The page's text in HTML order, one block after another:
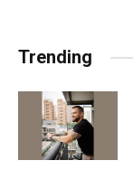
Trending